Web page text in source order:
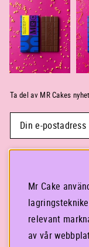
Ta del av MR Cakes
KONTAKTA OSS
STOCKHOLM
Mr Cake
relevant
av vår